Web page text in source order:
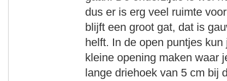
dus er is erg veel ruimte
blijft een groot gat, dat is
helft. In de open puntjes
kleine opening maken waar
lange driehoek van 5 cm bij